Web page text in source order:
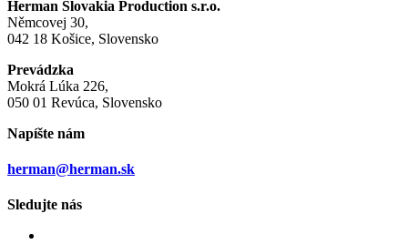
Herman Slovakia Production s.r.o.
Němcovej 30,
042 18 Košice, Slovensko
Prevádzka
Mokrá Lúka 226,
050 01 Revúca, Slovensko
Napíšte nám
herman@herman.sk
Sledujte nás